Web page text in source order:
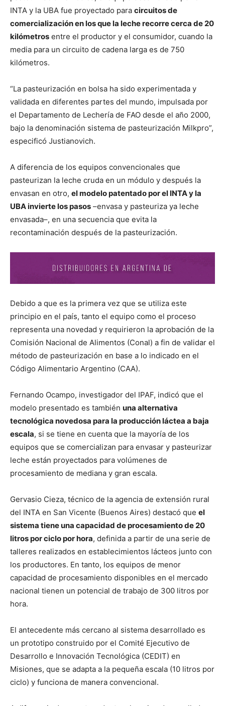
INTA y la UBA fue proyectado para circuitos de
comercialización en los que la leche recorre cerca de 20
kilómetros entre el productor y el consumidor, cuando la
media para un circuito de cadena larga es de 750
kilómetros.
“La pasteurización en bolsa ha sido experimentada y
validada en diferentes partes del mundo, impulsada por
el Departamento de Lechería de FAO desde el año 2000,
bajo la denominación sistema de pasteurización Milkpro”,
especificó Justianovich.
A diferencia de los equipos convencionales que
pasteurizan la leche cruda en un módulo y después la
envasan en otro, el modelo patentado por el INTA y la
UBA invierte los pasos –envasa y pasteuriza ya leche
envasada–, en una secuencia que evita la
recontaminación después de la pasteurización.
Debido a que es la primera vez que se utiliza este
principio en el país, tanto el equipo como el proceso
representa una novedad y requirieron la aprobación de la
Comisión Nacional de Alimentos (Conal) a fin de validar el
método de pasteurización en base a lo indicado en el
Código Alimentario Argentino (CAA).
Fernando Ocampo, investigador del IPAF, indicó que el
modelo presentado es también una alternativa
tecnológica novedosa para la producción láctea a baja
escala, si se tiene en cuenta que la mayoría de los
equipos que se comercializan para envasar y pasteurizar
leche están proyectados para volúmenes de
procesamiento de mediana y gran escala.
Gervasio Cieza, técnico de la agencia de extensión rural
del INTA en San Vicente (Buenos Aires) destacó que el
sistema tiene una capacidad de procesamiento de 20
litros por ciclo por hora, definida a partir de una serie de
talleres realizados en establecimientos lácteos junto con
los productores. En tanto, los equipos de menor
capacidad de procesamiento disponibles en el mercado
nacional tienen un potencial de trabajo de 300 litros por
hora.
El antecedente más cercano al sistema desarrollado es
un prototipo construido por el Comité Ejecutivo de
Desarrollo e Innovación Tecnológica (CEDIT) en
Misiones, que se adapta a la pequeña escala (10 litros por
ciclo) y funciona de manera convencional.